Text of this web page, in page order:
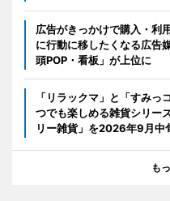
広告がきっかけで購入・利
に行動に移したくなる広告
頭POP・看板」が上位に
「リラックマ」と「すみ
つでも楽しめる雑貨シリー
リー雑貨」を2026年9月中
も